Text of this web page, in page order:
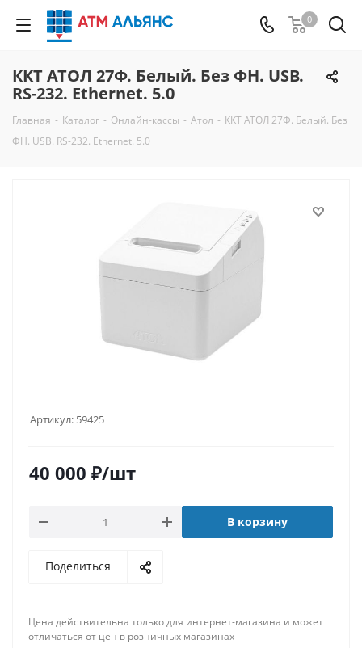
0
ККТ АТОЛ 27Ф. Белый. Без ФН. USB.
RS-232. Ethernet. 5.0
Главная - Каталог - Онлайн-кассы - Атол - ККТ АТОЛ 27Ф. Белый. Без
ФН. USB. RS-232. Ethernet. 5.0
Артикул: 59425
40 000 ₽/шт
В корзину
Поделиться
Цена действительна только для интернет-магазина и может
отличаться от цен в розничных магазинах